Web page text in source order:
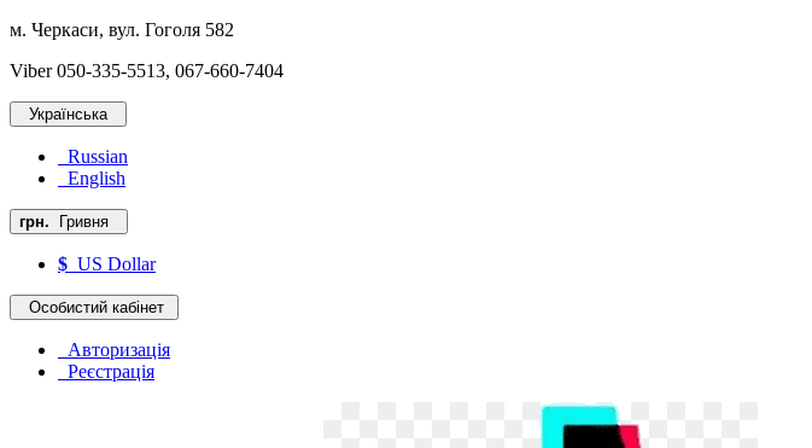
м. Черкаси, вул. Гоголя 582
Viber 050-335-5513, 067-660-7404
Українська
Russian
English
грн. Гривня
$ US Dollar
Особистий кабінет
Авторизація
Реєстрація